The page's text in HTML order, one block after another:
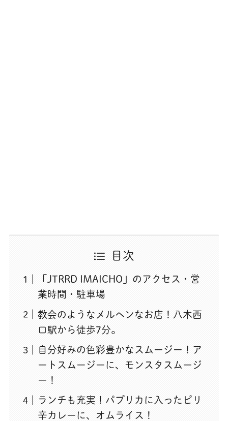
目次
「JTRRD IMAICHO」のアクセス・営
業時間・駐車場
教会のようなメルヘンなお店！八木西
口駅から徒歩7分。
自分好みの色彩豊かなスムージー！ア
ートスムージーに、モンスタスムージ
ー！
ランチも充実！パプリカに入ったピリ
辛カレーに、オムライス！